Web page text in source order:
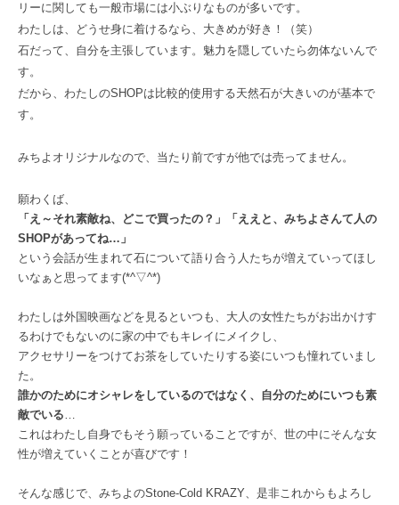
リーに関しても一般市場には小ぶりなものが多いです。
わたしは、どうせ身に着けるなら、大きめが好き！（笑）
石だって、自分を主張しています。魅力を隠していたら勿体ないんで
す。
だから、わたしのSHOPは比較的使用する天然石が大きいのが基本で
す。
みちよオリジナルなので、当たり前ですが他では売ってません。
願わくば、
「え～それ素敵ね、どこで買ったの？」「ええと、みちよさんて人の
SHOPがあってね…」
という会話が生まれて石について語り合う人たちが増えていってほし
いなぁと思ってます(*^▽^*)
わたしは外国映画などを見るといつも、大人の女性たちがお出かけす
るわけでもないのに家の中でもキレイにメイクし、
アクセサリーをつけてお茶をしていたりする姿にいつも憧れていまし
た。
誰かのためにオシャレをしているのではなく、自分のためにいつも素
敵でいる…
これはわたし自身でもそう願っていることですが、世の中にそんな女
性が増えていくことが喜びです！
そんな感じで、みちよのStone-Cold KRAZY、是非これからもよろし